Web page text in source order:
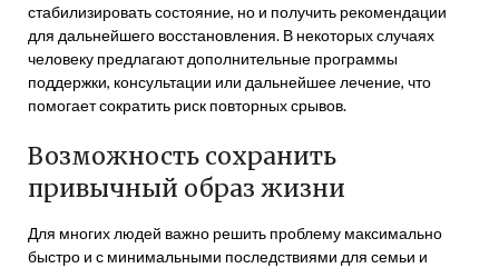
стабилизировать состояние, но и получить рекомендации
для дальнейшего восстановления. В некоторых случаях
человеку предлагают дополнительные программы
поддержки, консультации или дальнейшее лечение, что
помогает сократить риск повторных срывов.
Возможность сохранить
привычный образ жизни
Для многих людей важно решить проблему максимально
быстро и с минимальными последствиями для семьи и